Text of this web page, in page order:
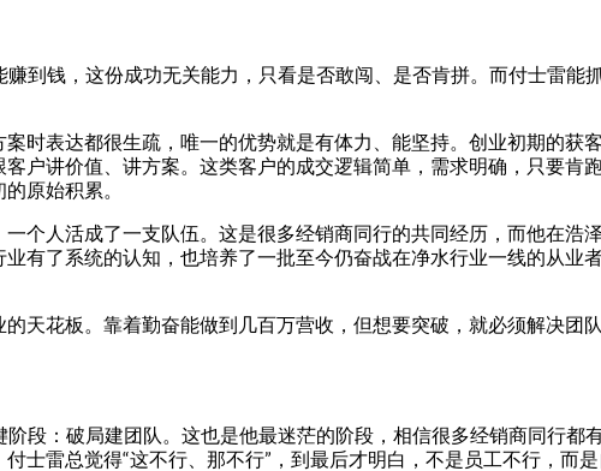
到钱，这份成功无关能力，只看是否敢闯、是否肯拼。而付士雷能
时表达都很生疏，唯一的优势就是有体力、能坚持。创业初期的获
户讲价值、讲方案。这类客户的成交逻辑简单，需求明确，只要肯
原始积累。
个人活成了一支队伍。这是很多经销商同行的共同经历，而他在浩
有了系统的认知，也培养了一批至今仍奋战在净水行业一线的从业
天花板。靠着勤奋能做到几百万营收，但想要突破，就必须解决团
段：破局建团队。这也是他最迷茫的阶段，相信很多经销商同行都
士雷总觉得“这不行、那不行”，到最后才明白，不是员工不行，而